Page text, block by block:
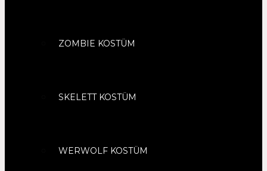
ZOMBIE KOSTÜM
SKELETT KOSTÜM
WERWOLF KOSTÜM